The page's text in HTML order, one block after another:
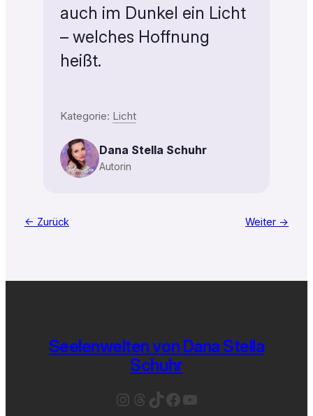
auch im Dunkel ein Licht
– welches Hoffnung
heißt.
Kategorie: Licht
Dana Stella Schuhr
Autorin
← Zurück Weiter →
Seelenwelten von Dana Stella
Schuhr
Instagram
Threads
TikTok
Facebook
YouTube